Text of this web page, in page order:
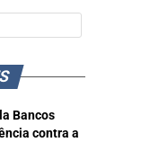
Bancos
contra a